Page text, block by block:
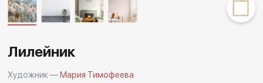
Rakov
baget
Лилейник
Художник — Мария Тимофеева